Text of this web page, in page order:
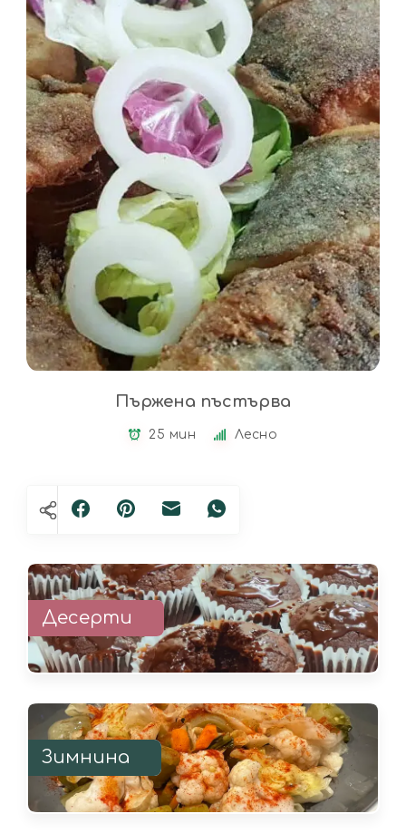
Пържена пъстърва
25 мин Лесно
Десерти
Зимнина